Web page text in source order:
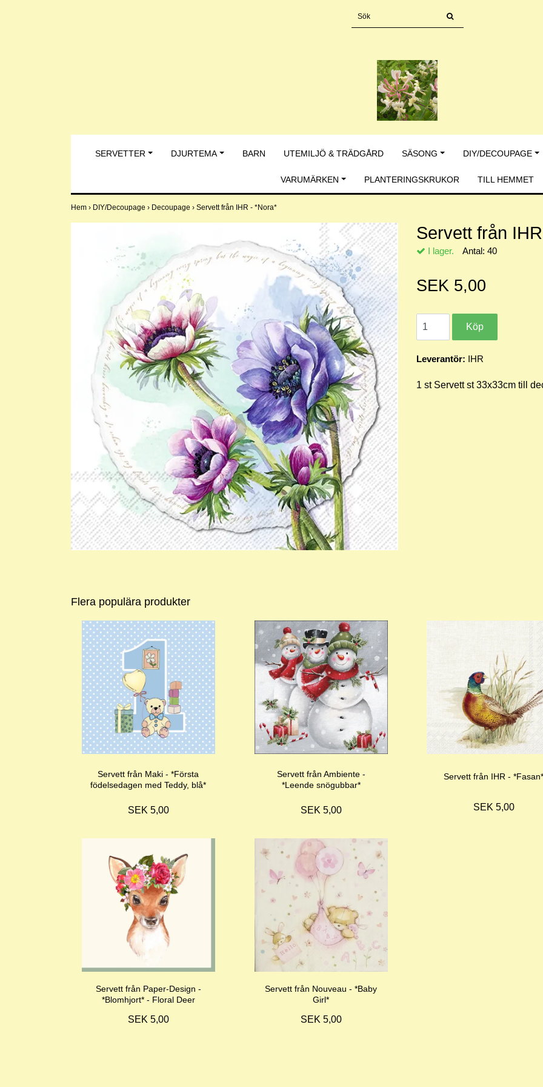
SERVETTER DJURTEMA BARN UTEMILJÖ & TRÄDGÅRD SÄSONG DIY/DECOUPAGE
VARUMÄRKEN PLANTERINGSKRUKOR TILL HEMMET
Hem › DIY/Decoupage › Decoupage › Servett från IHR - *Nora*
Servett från
I lager. Antal: 40
SEK 5,00
Leverantör: IHR
1 st Servett st 33x33cm till
Flera populära produkter
Servett från Maki - *Första
födelsedagen med Teddy, blå*
SEK 5,00
Servett från Ambiente -
*Leende snögubbar*
SEK 5,00
Servett från IHR - *Fasan*
SEK 5,00
Servett från Paper-Design -
*Blomhjort* - Floral Deer
SEK 5,00
Servett från Nouveau - *Baby
Girl*
SEK 5,00